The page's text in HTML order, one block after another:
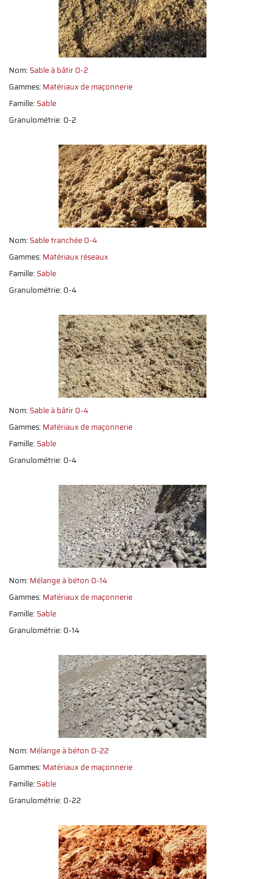
Nom: Sable à bâtir 0-2
Gammes: Matériaux de maçonnerie
Famille: Sable
Granulométrie: 0-2
Nom: Sable tranchée 0-4
Gammes: Matériaux réseaux
Famille: Sable
Granulométrie: 0-4
Nom: Sable à bâtir 0-4
Gammes: Matériaux de maçonnerie
Famille: Sable
Granulométrie: 0-4
Nom: Mélange à béton 0-14
Gammes: Matériaux de maçonnerie
Famille: Sable
Granulométrie: 0-14
Nom: Mélange à béton 0-22
Gammes: Matériaux de maçonnerie
Famille: Sable
Granulométrie: 0-22